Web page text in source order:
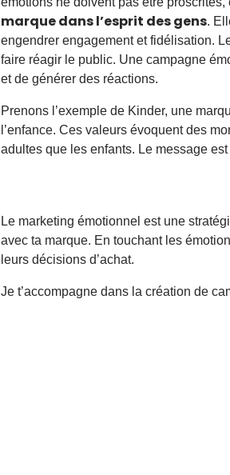
marque dans l’esprit des gens.
engendrer engagement et fidélisation.
faire réagir le public. Une campagne
et de générer des réactions.
Prenons l’exemple de Kinder, une
l’enfance. Ces valeurs évoquent des
adultes que les enfants. Le message
Le marketing émotionnel est une
avec ta marque. En touchant les
leurs décisions d’achat.
Je t’accompagne dans la création de